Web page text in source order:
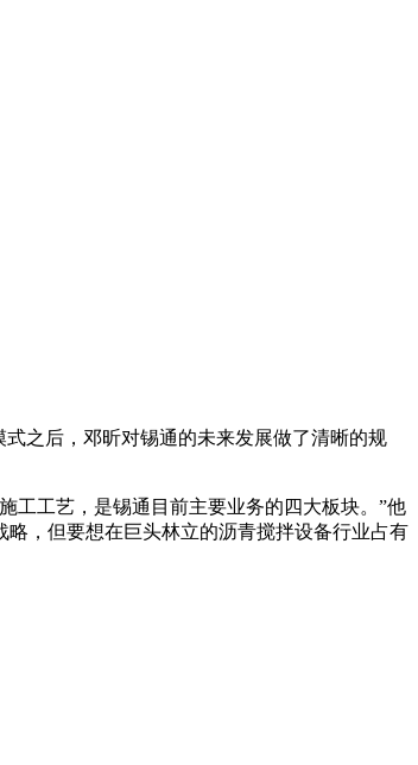
之后，邓昕对锡通的未来发展做了清晰的规
工艺，是锡通目前主要业务的四大板块。”他
，但要想在巨头林立的沥青搅拌设备行业占有